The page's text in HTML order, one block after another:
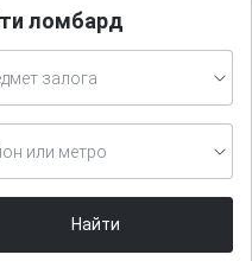
ломбард
залога
или метро
Найти